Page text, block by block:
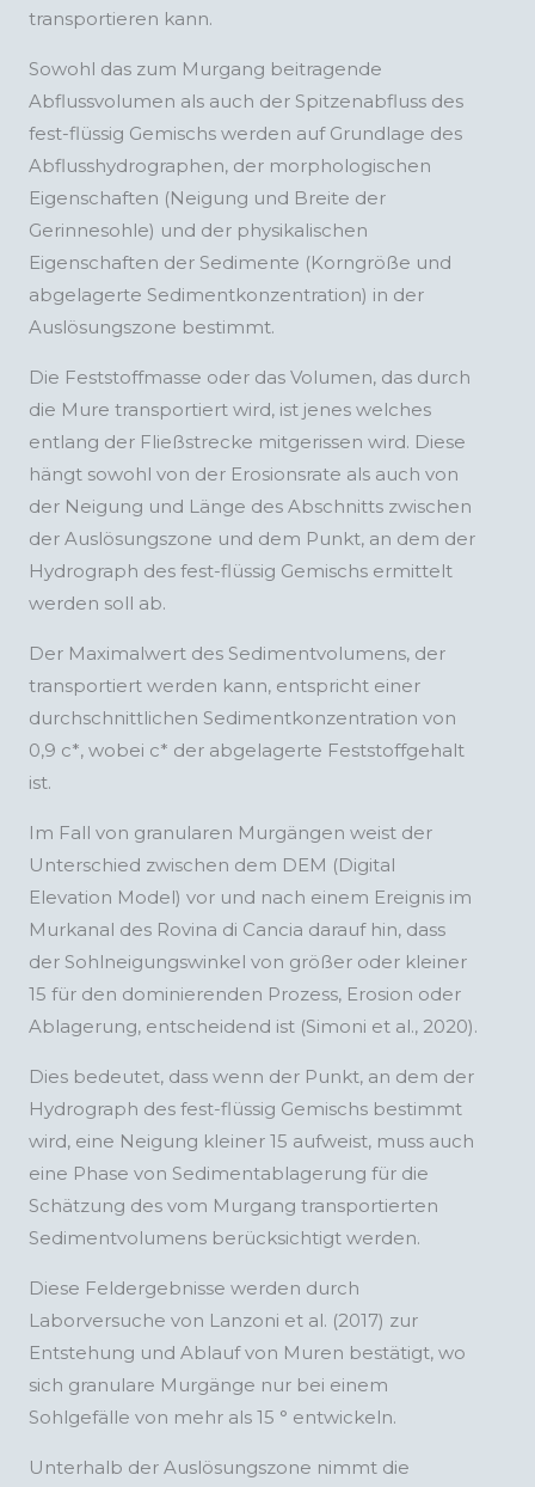
transportieren kann.
Sowohl das zum Murgang beitragende
Abflussvolumen als auch der Spitzenabfluss des
fest-flüssig Gemischs werden auf Grundlage des
Abflusshydrographen, der morphologischen
Eigenschaften (Neigung und Breite der
Gerinnesohle) und der physikalischen
Eigenschaften der Sedimente (Korngröße und
abgelagerte Sedimentkonzentration) in der
Auslösungszone bestimmt.
Die Feststoffmasse oder das Volumen, das durch
die Mure transportiert wird, ist jenes welches
entlang der Fließstrecke mitgerissen wird. Diese
hängt sowohl von der Erosionsrate als auch von
der Neigung und Länge des Abschnitts zwischen
der Auslösungszone und dem Punkt, an dem der
Hydrograph des fest-flüssig Gemischs ermittelt
werden soll ab.
Der Maximalwert des Sedimentvolumens, der
transportiert werden kann, entspricht einer
durchschnittlichen Sedimentkonzentration von
0,9 c*, wobei c* der abgelagerte Feststoffgehalt
ist.
Im Fall von granularen Murgängen weist der
Unterschied zwischen dem DEM (Digital
Elevation Model) vor und nach einem Ereignis im
Murkanal des Rovina di Cancia darauf hin, dass
der Sohlneigungswinkel von größer oder kleiner
15 für den dominierenden Prozess, Erosion oder
Ablagerung, entscheidend ist (Simoni et al., 2020).
Dies bedeutet, dass wenn der Punkt, an dem der
Hydrograph des fest-flüssig Gemischs bestimmt
wird, eine Neigung kleiner 15 aufweist, muss auch
eine Phase von Sedimentablagerung für die
Schätzung des vom Murgang transportierten
Sedimentvolumens berücksichtigt werden.
Diese Feldergebnisse werden durch
Laborversuche von Lanzoni et al. (2017) zur
Entstehung und Ablauf von Muren bestätigt, wo
sich granulare Murgänge nur bei einem
Sohlgefälle von mehr als 15 ° entwickeln.
Unterhalb der Auslösungszone nimmt die